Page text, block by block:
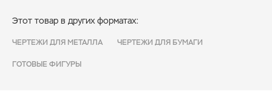
Этот товар в других форматах:
ЧЕРТЕЖИ ДЛЯ МЕТАЛЛА ЧЕРТЕЖИ ДЛЯ БУМАГИ
ГОТОВЫЕ ФИГУРЫ